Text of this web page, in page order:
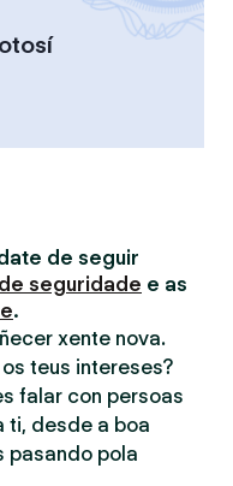
de seguir
seguridade e as
.
xente nova.
teus intereses?
falar con persoas
ti, desde a boa
pasando pola